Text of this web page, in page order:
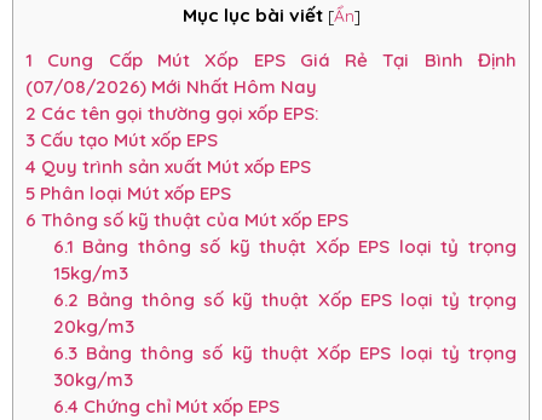
Mục lục bài viết [Ẩn]
1 Cung Cấp Mút Xốp EPS Giá Rẻ Tại Bình Định
(07/08/2026) Mới Nhất Hôm Nay
2 Các tên gọi thường gọi xốp EPS:
3 Cấu tạo Mút xốp EPS
4 Quy trình sản xuất Mút xốp EPS
5 Phân loại Mút xốp EPS
6 Thông số kỹ thuật của Mút xốp EPS
6.1 Bảng thông số kỹ thuật Xốp EPS loại tỷ trọng
15kg/m3
6.2 Bảng thông số kỹ thuật Xốp EPS loại tỷ trọng
20kg/m3
6.3Bảng thông số kỹ thuật Xốp EPS loại tỷ trọng
30kg/m3
6.4 Chứng chỉ Mút xốp EPS